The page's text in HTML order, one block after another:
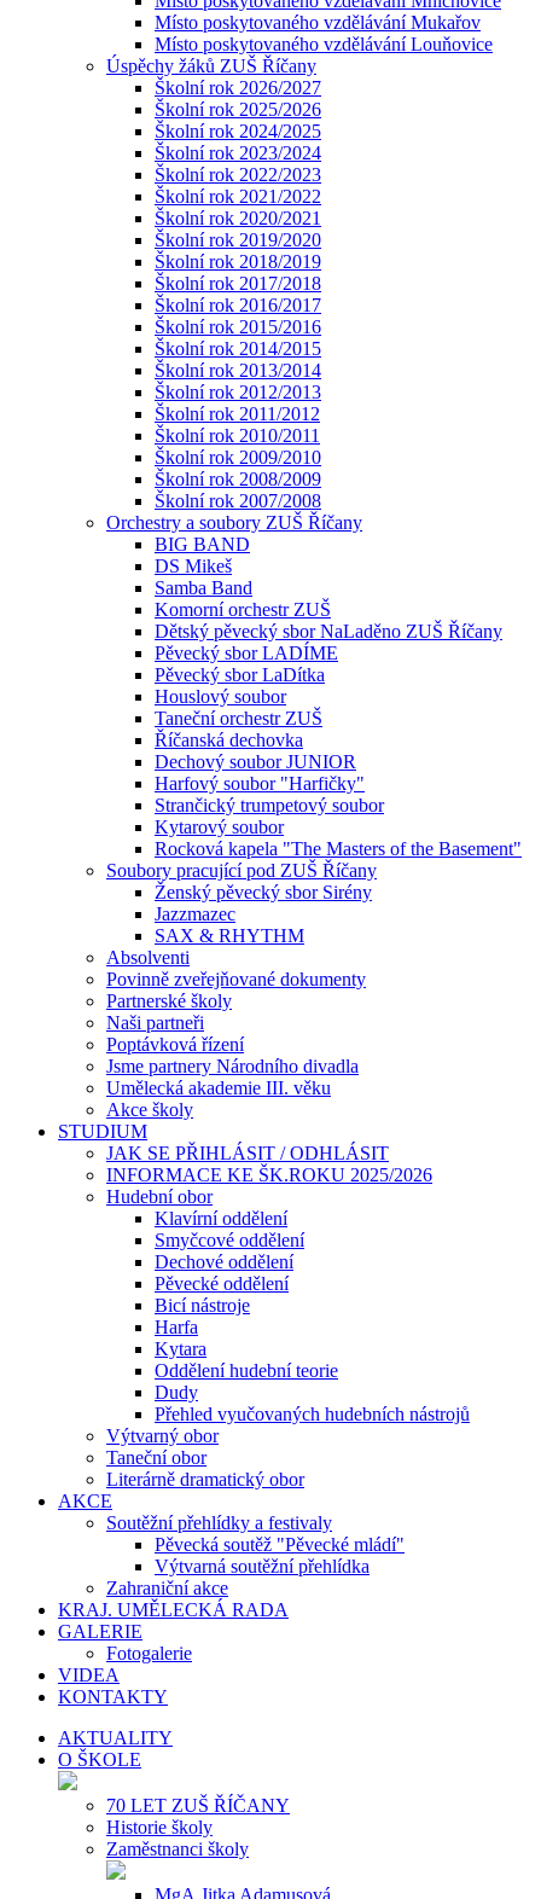
Místo poskytovaného vzdělávání Mukařov
Místo poskytovaného vzdělávání Louňovice
Úspěchy žáků ZUŠ Říčany
Školní rok 2026/2027
Školní rok 2025/2026
Školní rok 2024/2025
Školní rok 2023/2024
Školní rok 2022/2023
Školní rok 2021/2022
Školní rok 2020/2021
Školní rok 2019/2020
Školní rok 2018/2019
Školní rok 2017/2018
Školní rok 2016/2017
Školní rok 2015/2016
Školní rok 2014/2015
Školní rok 2013/2014
Školní rok 2012/2013
Školní rok 2011/2012
Školní rok 2010/2011
Školní rok 2009/2010
Školní rok 2008/2009
Školní rok 2007/2008
Orchestry a soubory ZUŠ Říčany
BIG BAND
DS Mikeš
Samba Band
Komorní orchestr ZUŠ
Dětský pěvecký sbor NaLaděno ZUŠ Říčany
Pěvecký sbor LADÍME
Pěvecký sbor LaDítka
Houslový soubor
Taneční orchestr ZUŠ
Říčanská dechovka
Dechový soubor JUNIOR
Harfový soubor "Harfičky"
Strančický trumpetový soubor
Kytarový soubor
Rocková kapela "The Masters of the Basement"
Soubory pracující pod ZUŠ Říčany
Ženský pěvecký sbor Sirény
Jazzmazec
SAX & RHYTHM
Absolventi
Povinně zveřejňované dokumenty
Partnerské školy
Naši partneři
Poptávková řízení
Jsme partnery Národního divadla
Umělecká akademie III. věku
Akce školy
STUDIUM
JAK SE PŘIHLÁSIT / ODHLÁSIT
INFORMACE KE ŠK.ROKU 2025/2026
Hudební obor
Klavírní oddělení
Smyčcové oddělení
Dechové oddělení
Pěvecké oddělení
Bicí nástroje
Harfa
Kytara
Oddělení hudební teorie
Dudy
Přehled vyučovaných hudebních nástrojů
Výtvarný obor
Taneční obor
Literárně dramatický obor
AKCE
Soutěžní přehlídky a festivaly
Pěvecká soutěž "Pěvecké mládí"
Výtvarná soutěžní přehlídka
Zahraniční akce
KRAJ. UMĚLECKÁ RADA
GALERIE
Fotogalerie
VIDEA
KONTAKTY
AKTUALITY
O ŠKOLE
70 LET ZUŠ ŘÍČANY
Historie školy
Zaměstnanci školy
MgA.Jitka Adamusová